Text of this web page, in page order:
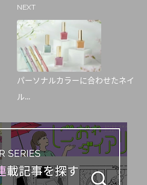
NEXT
パーソナルカラーに合わせたネイ
ル...